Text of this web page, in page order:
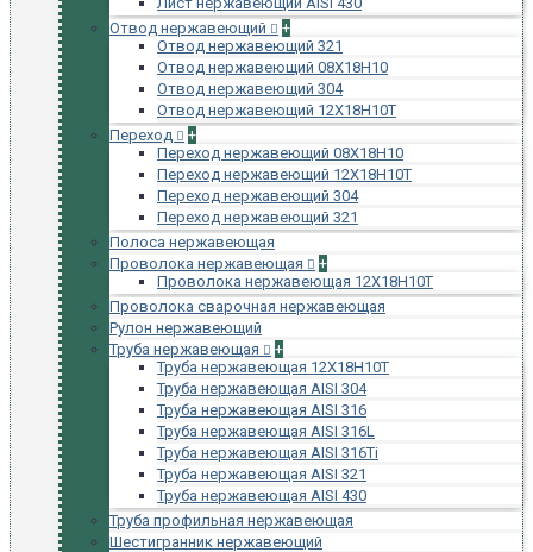
Отвод нержавеющий
+
Отвод нержавеющий 321
Отвод нержавеющий 08Х18Н10
Отвод нержавеющий 304
Отвод нержавеющий 12Х18Н10Т
Переход
+
Переход нержавеющий 08Х18Н10
Переход нержавеющий 12Х18Н10Т
Переход нержавеющий 304
Переход нержавеющий 321
Полоса нержавеющая
Проволока нержавеющая
+
Проволока нержавеющая 12Х18Н10Т
Проволока сварочная нержавеющая
Рулон нержавеющий
Труба нержавеющая
+
Труба нержавеющая 12Х18Н10Т
Труба нержавеющая AISI 304
Труба нержавеющая AISI 316
Труба нержавеющая AISI 316L
Труба нержавеющая AISI 316Ti
Труба нержавеющая AISI 321
Труба нержавеющая AISI 430
Труба профильная нержавеющая
Шестигранник нержавеющий